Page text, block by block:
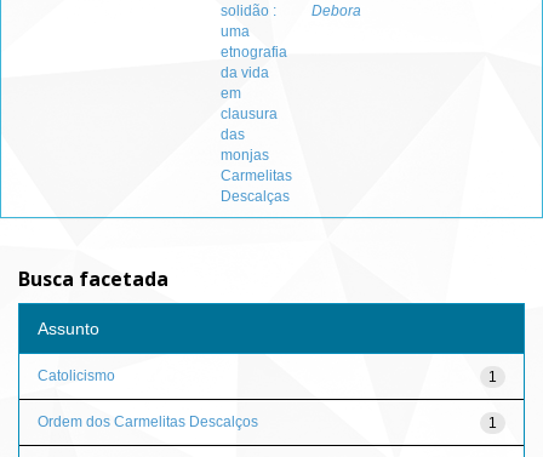
solidão :
uma
etnografia
da vida
em
clausura
das
monjas
Carmelitas
Descalças
Debora
Busca facetada
Assunto
1
Catolicismo
1
Ordem dos Carmelitas Descalços